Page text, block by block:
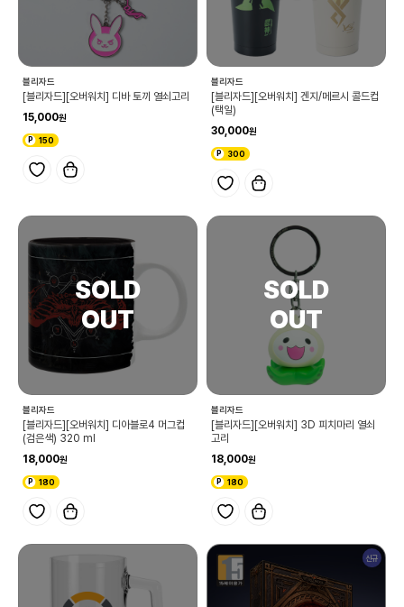
블리자드
[블리자드][오버워치] 디바 토끼 열쇠고리
15,000
150
블리자드
[블리자드][오버워치] 겐지/메르시 콜드컵
(택일)
30,000
300
블리자드
[블리자드][오버워치] 디아블로4 머그컵
(검은색) 320 ml
18,000
180
블리자드
[블리자드][오버워치] 3D 피치마리 열쇠
고리
18,000
180
신규